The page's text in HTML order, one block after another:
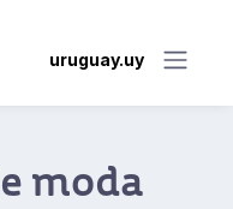
uruguay.uy
moda